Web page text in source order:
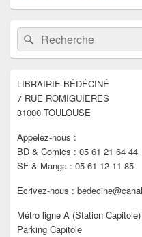
Zone
principale
de
widget
barre
latérale
Recherche :Rechercher
LIBRAIRIE BÉDÉCINÉ
7 RUE ROMIGUIÈRES
31000 TOULOUSE
Appelez-nous :
BD & Comics : 05 61 21 64 44
SF & Manga : 05 61 12 11 85
Ecrivez-nous :
Métro ligne A (Station Capitole)
Parking Capitole